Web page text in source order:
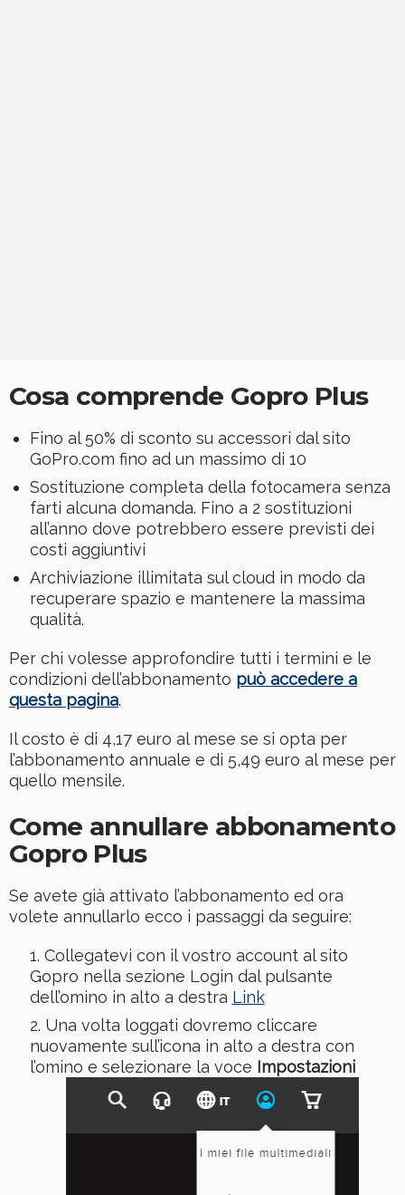
Cosa comprende Gopro Plus
Fino al 50% di sconto su accessori dal sito
GoPro.com fino ad un massimo di 10
Sostituzione completa della fotocamera senza
farti alcuna domanda. Fino a 2 sostituzioni
all’anno dove potrebbero essere previsti dei
costi aggiuntivi
Archiviazione illimitata sul cloud in modo da
recuperare spazio e mantenere la massima
qualità.
Per chi volesse approfondire tutti i termini e le
condizioni dell’abbonamento può accedere a
questa pagina.
Il costo è di 4,17 euro al mese se si opta per
l’abbonamento annuale e di 5,49 euro al mese per
quello mensile.
Come annullare abbonamento
Gopro Plus
Se avete già attivato l’abbonamento ed ora
volete annullarlo ecco i passaggi da seguire:
Collegatevi con il vostro account al sito
Gopro nella sezione Login dal pulsante
dell’omino in alto a destra Link
Una volta loggati dovremo cliccare
nuovamente sull’icona in alto a destra con
l’omino e selezionare la voce Impostazioni